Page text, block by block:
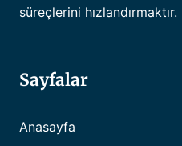
süreçlerini hızlandırmaktır.
Sayfalar
Anasayfa